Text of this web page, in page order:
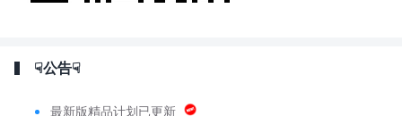
☟公告☟
最新版精品计划已更新